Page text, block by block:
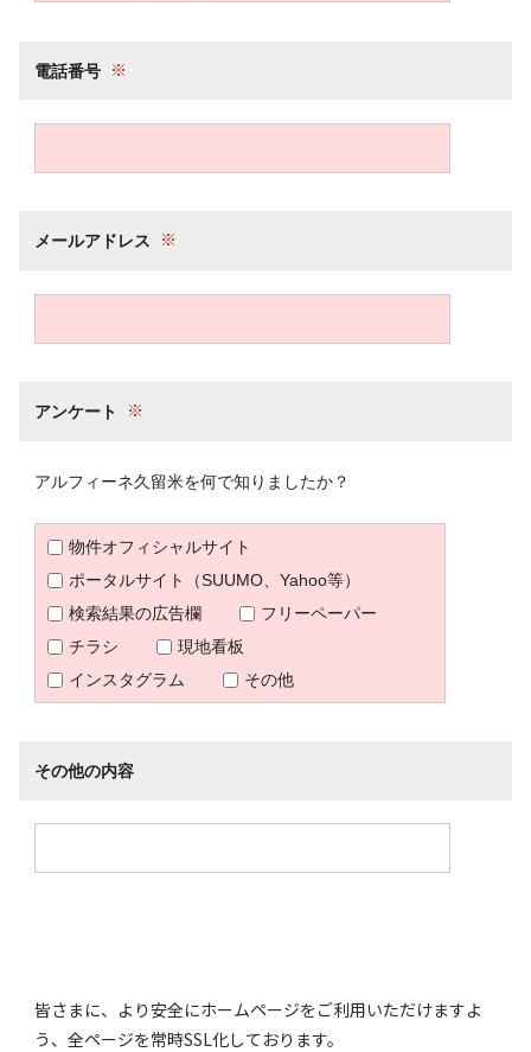
電話番号
メールアドレス
アンケート
アルフィーネ久留米を何で知りましたか？
物件オフィシャルサイト
ポータルサイト（SUUMO、Yahoo等）
検索結果の広告欄
フリーペーパー
チラシ
現地看板
インスタグラム
その他
その他の内容
皆さまに、より安全にホームページをご利用いただけますよ
う、全ページを常時SSL化しております。